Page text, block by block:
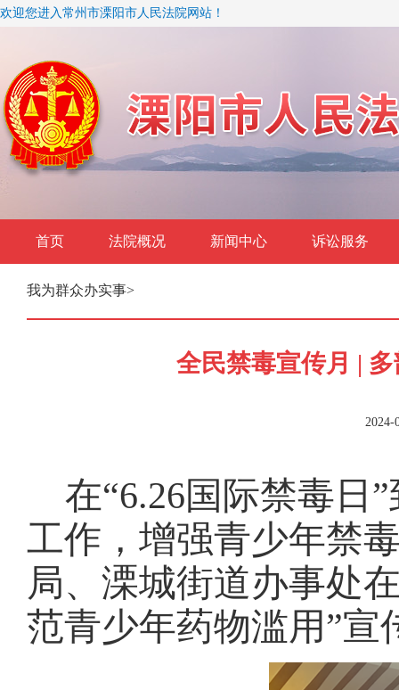
欢迎您进入常州市溧阳市人民法院网站！
首页 法院概况 新闻中心 诉讼服务
我为群众办实事>
全民禁毒宣传月 |
2024-
在“6.26国际禁毒日
工作，增强青少年禁
局、溧城街道办事处
范青少年药物滥用”宣